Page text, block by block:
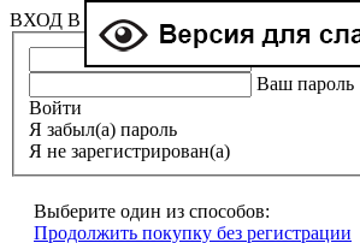
ВХОД В ЛИЧНЫЙ КАБИНЕТ
Ваш пароль
Войти
Я забыл(а) пароль
Я не зарегистрирован(а)
Выберите один из способов:
Продолжить покупку без регистрации